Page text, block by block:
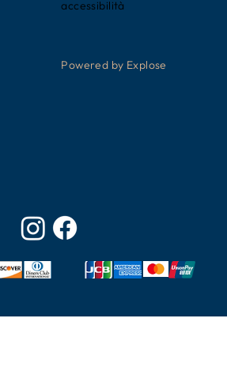
accessibilità
Powered by Explose